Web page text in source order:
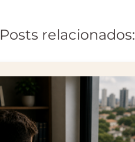
Posts relacionados: